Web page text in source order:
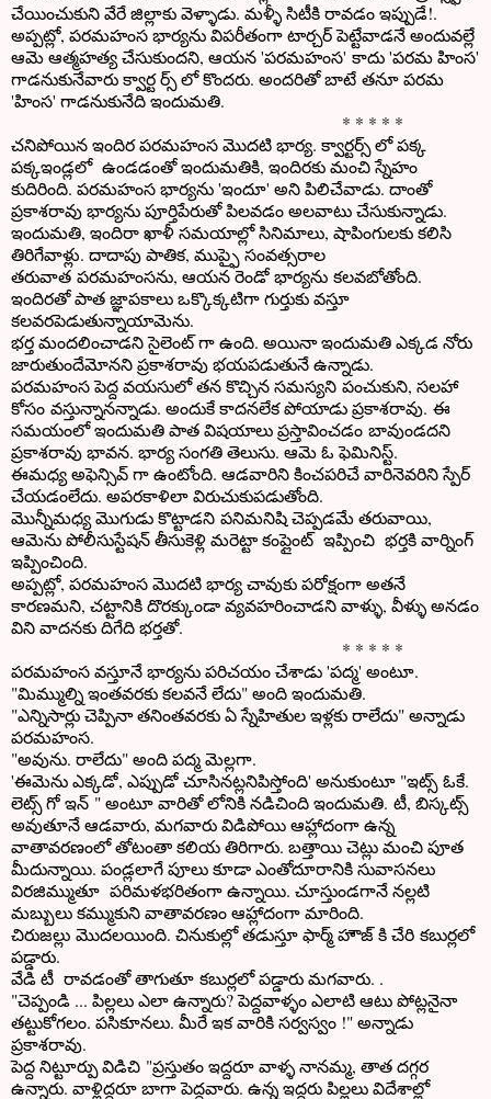
చేయించుకుని వేరే జిల్లాకు వెళ్ళాడు. మళ్ళీ సిటీకి రావడం ఇప్పుడే!.
అప్పట్లో, పరమహంస భార్యను విపరీతంగా టార్చర్ పెట్టేవాడనే అందువల్లే
ఆమె ఆత్మహత్య చేసుకుందని, ఆయన 'పరమహంస' కాదు 'పరమ హింస'
గాడనుకునేవారు క్వార్ట ర్స్ లో కొందరు. అందరితో బాటే తనూ పరమ
'హింస' గాడనుకునేది ఇందుమతి.
* * * * *
చనిపోయిన ఇందిర పరమహంస మొదటి భార్య. క్వార్టర్స్ లో పక్క
పక్కఇండ్లలో ఉండడంతో ఇందుమతికి, ఇందిరకు మంచి స్నేహం
కుదిరింది. పరమహంస భార్యను 'ఇందూ' అని పిలిచేవాడు. దాంతో
ప్రకాశరావు భార్యను పూర్తిపేరుతో పిలవడం అలవాటు చేసుకున్నాడు.
ఇందుమతి, ఇందిరా ఖాళీ సమయాల్లో సినిమాలు, షాపింగులకు కలిసి
తిరిగేవాళ్లు. దాదాపు పాతిక, ముప్ఫై సంవత్సరాల
తరువాత పరమహంసను, ఆయన రెండో భార్యను కలవబోతోంది.
ఇందిరతో పాత జ్ఞాపకాలు ఒక్కొక్కటిగా గుర్తుకు వస్తూ
కలవరపెడుతున్నాయామెను.
భర్త మందలించాడని సైలెంట్ గా ఉంది. అయినా ఇందుమతి ఎక్కడ నోరు
జారుతుందేమోనని ప్రకాశరావు భయపడుతునే ఉన్నాడు.
పరమహంస పెద్ద వయసులో తన కొచ్చిన సమస్యని పంచుకుని, సలహా
కోసం వస్తున్నానన్నాడు. అందుకే కాదనలేక పోయాడు ప్రకాశరావు. ఈ
సమయంలో ఇందుమతి పాత విషయాలు ప్రస్తావించడం బావుండదని
ప్రకాశరావు భావన. భార్య సంగతి తెలుసు. ఆమె ఓ ఫెమినిస్ట్.
ఈమధ్య అఫెన్సివ్ గా ఉంటోంది. ఆడవారిని కించపరిచే వారినెవరిని స్పేర్
చేయడంలేదు. అపరకాళిలా విరుచుకుపడుతోంది.
మొన్నీమధ్య మొగుడు కొట్టాడని పనిమనిషి చెప్పడమే తరువాయి,
ఆమెను పోలీసుస్టేషన్ తీసుకెళ్లి మరెట్టా కంప్లైంట్ ఇప్పించి భర్తకి వార్నింగ్
ఇప్పించింది.
అప్పట్లో, పరమహంస మొదటి భార్య చావుకు పరోక్షంగా అతనే
కారణమని, చట్టానికి దొరక్కుండా వ్యవహరించాడని వాళ్ళు, వీళ్ళు అనడం
విని వాదనకు దిగేది భర్తతో.
* * * * *
పరమహంస వస్తూనే భార్యను పరిచయం చేశాడు 'పద్మ' అంటూ.
"మిమ్ముల్ని ఇంతవరకు కలవనే లేదు" అంది ఇందుమతి.
"ఎన్నిసార్లు చెప్పినా తనింతవరకు ఏ స్నేహితుల ఇళ్లకు రాలేదు" అన్నాడు
పరమహంస.
"అవును. రాలేదు" అంది పద్మ మెల్లగా.
'ఈమెను ఎక్కడో, ఎప్పుడో చూసినట్లనిపిస్తోంది' అనుకుంటూ "ఇట్స్ ఓకే.
లెట్స్ గో ఇన్ " అంటూ వారితో లోనికి నడిచింది ఇందుమతి. టీ, బిస్కట్స్
అవుతూనే ఆడవారు, మగవారు విడిపోయి ఆహ్లాదంగా ఉన్న
వాతావరణంలో తోటంతా కలియ తిరిగారు. బత్తాయి చెట్లు మంచి పూత
మీదున్నాయి. పండ్లలాగే పూలు కూడా ఎంతోదూరానికి సువాసనలు
విరజిమ్ముతూ పరిమళభరితంగా ఉన్నాయి. చూస్తుండగానే నల్లటి
మబ్బులు కమ్ముకుని వాతావరణం ఆహ్లాదంగా మారింది.
చిరుజల్లు మొదలయింది. చినుకుల్లో తడుస్తూ ఫార్మ్ హౌజ్ కి చేరి కబుర్లలో
పడ్డారు.
వేడి టీ రావడంతో తాగుతూ కబుర్లలో పడ్డారు మగవారు. .
"చెప్పండి ... పిల్లలు ఎలా ఉన్నారు? పెద్దవాళ్ళం ఎలాటి ఆటు పోట్లనైనా
తట్టుకోగలం. పసికూనలు. మీరే ఇక వారికి సర్వస్వం !" అన్నాడు
ప్రకాశరావు.
పెద్ద నిట్టూర్పు విడిచి "ప్రస్తుతం ఇద్దరూ వాళ్ళ నానమ్మ, తాత దగ్గర
ఉన్నారు. వాళ్లిద్దరూ బాగా పెద్దవారు. ఉన్న ఇద్దరు పిల్లలు విదేశాల్లో